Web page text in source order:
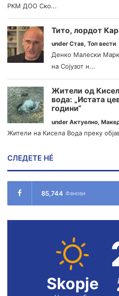
РКМ ДОО Ско...
Тито, лордот
under Став, Топ вести
Денко Малески
на Сојузот н...
Жители од
вода: „Истата
години“
under Актуелно,
Жители на Кисела Вода преку
СЛЕДЕТЕ НÉ
85,744 Фанови
Skopje